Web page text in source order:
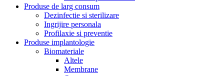
Produse de larg consum
Dezinfectie si sterilizare
Ingrijire personala
Profilaxie si preventie
Produse implantologie
Biomateriale
Altele
Membrane